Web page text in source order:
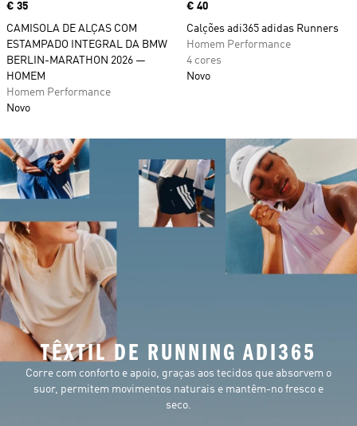
Price
€ 35
CAMISOLA DE ALÇAS COM
ESTAMPADO INTEGRAL DA BMW
BERLIN-MARATHON 2026 —
HOMEM
Homem Performance
Novo
Price
€ 40
Calções adi365 adidas Runners
Homem Performance
4 cores
Novo
TÊXTIL DE RUNNING ADI365
Corre com conforto e apoio, graças aos tecidos que absorvem o
suor, permitem movimentos naturais e mantêm-no fresco e
seco.